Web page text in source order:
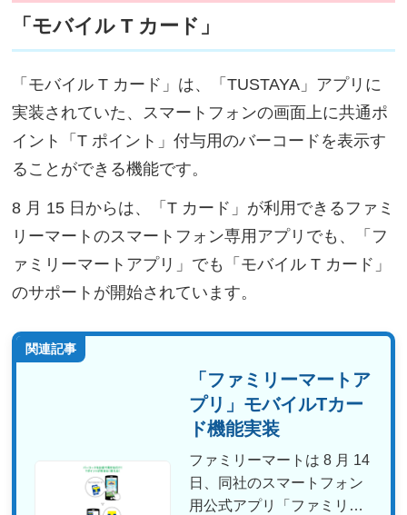
「モバイル T カード」
「モバイル T カード」は、「TUSTAYA」アプリに
実装されていた、スマートフォンの画面上に共通ポ
イント「T ポイント」付与用のバーコードを表示す
ることができる機能です。
8 月 15 日からは、「T カード」が利用できるファミ
リーマートのスマートフォン専用アプリでも、「フ
ァミリーマートアプリ」でも「モバイル T カード」
のサポートが開始されています。
関連記事
「ファミリーマートア
プリ」モバイルTカー
ド機能実装
ファミリーマートは 8 月 14
日、同社のスマートフォン
用公式アプリ「ファミリー